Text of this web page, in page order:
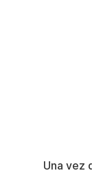
Una vez